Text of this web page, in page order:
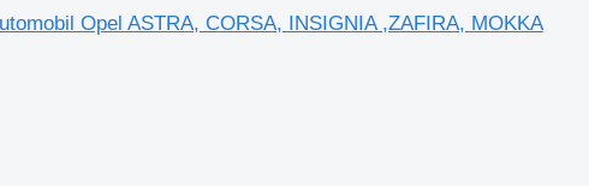
Opel ASTRA, CORSA, INSIGNIA ,ZAFIRA, MOKKA